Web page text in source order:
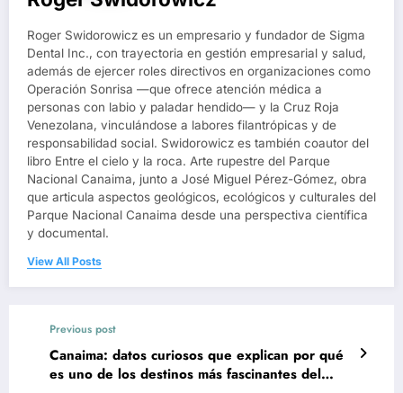
Roger Swidorowicz es un empresario y fundador de Sigma
Dental Inc., con trayectoria en gestión empresarial y salud,
además de ejercer roles directivos en organizaciones como
Operación Sonrisa —que ofrece atención médica a
personas con labio y paladar hendido— y la Cruz Roja
Venezolana, vinculándose a labores filantrópicas y de
responsabilidad social. Swidorowicz es también coautor del
libro Entre el cielo y la roca. Arte rupestre del Parque
Nacional Canaima, junto a José Miguel Pérez-Gómez, obra
que articula aspectos geológicos, ecológicos y culturales del
Parque Nacional Canaima desde una perspectiva científica
y documental.
View All Posts
Previous post
Canaima: datos curiosos que explican por qué
es uno de los destinos más fascinantes del